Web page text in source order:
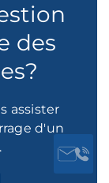
des
assister
d'un